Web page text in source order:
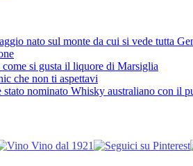
nato sul monte da cui si vede tutta
come si gusta il liquore di Marsiglia
che non ti aspettavi
nominato Whisky australiano con il